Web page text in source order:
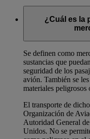
¿Cuál es la
Se definen como
sustancias que
seguridad de los
avión. También se
materiales peligrosos
El transporte de
Organización de
Autoridad General
Unidos. No se